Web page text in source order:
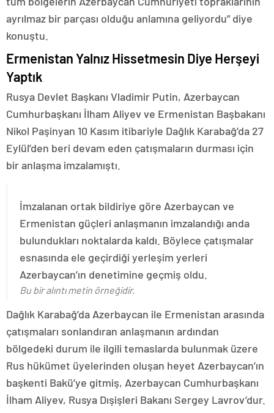
ayrılmaz bir parçası olduğu anlamına geliyordu” diye
konuştu.
Ermenistan Yalnız Hissetmesin Diye Herşeyi
Yaptık
Rusya Devlet Başkanı Vladimir Putin, Azerbaycan
Cumhurbaşkanı İlham Aliyev ve Ermenistan Başbakanı
Nikol Paşinyan 10 Kasım itibariyle Dağlık Karabağ’da 27
Eylül’den beri devam eden çatışmaların durması için
bir anlaşma imzalamıştı.
İmzalanan ortak bildiriye göre Azerbaycan ve
Ermenistan güçleri anlaşmanın imzalandığı anda
bulundukları noktalarda kaldı. Böylece çatışmalar
esnasında ele geçirdiği yerleşim yerleri
Azerbaycan’ın denetimine geçmiş oldu.
Bu bir alıntı metin örneğidir.
Dağlık Karabağ’da Azerbaycan ile Ermenistan arasında
çatışmaları sonlandıran anlaşmanın ardından
bölgedeki durum ile ilgili temaslarda bulunmak üzere
Rus hükümet üyelerinden oluşan heyet Azerbaycan’ın
başkenti Bakü’ye gitmiş, Azerbaycan Cumhurbaşkanı
İlham Aliyev, Rusya Dışişleri Bakanı Sergey Lavrov’dur.